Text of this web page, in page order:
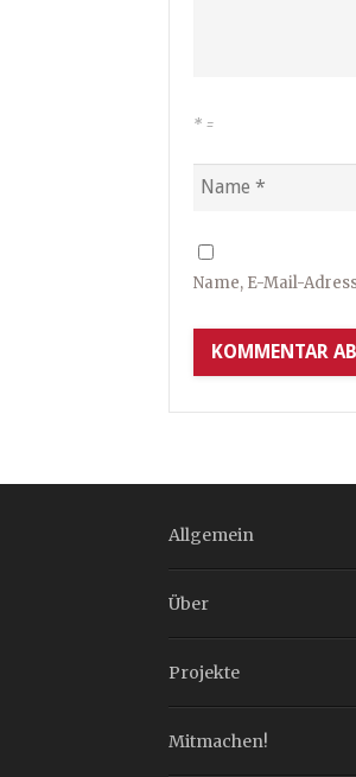
* =
Name, E-Mail-
Allgemein
Über
Projekte
Mitmachen!